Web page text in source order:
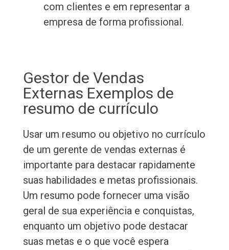
com clientes e em representar a
empresa de forma profissional.
Gestor de Vendas
Externas Exemplos de
resumo de currículo
Usar um resumo ou objetivo no currículo
de um gerente de vendas externas é
importante para destacar rapidamente
suas habilidades e metas profissionais.
Um resumo pode fornecer uma visão
geral de sua experiência e conquistas,
enquanto um objetivo pode destacar
suas metas e o que você espera